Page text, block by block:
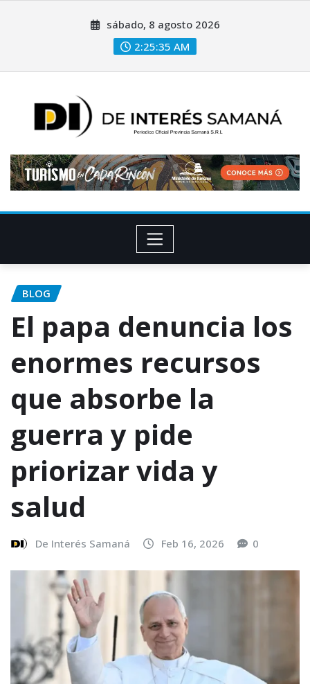
sábado, 8 agosto 2026
2:25:37 AM
BLOG
El papa denuncia los
enormes recursos
que absorbe la
guerra y pide
priorizar vida y
salud
De Interés Samaná Feb 16, 2026 0